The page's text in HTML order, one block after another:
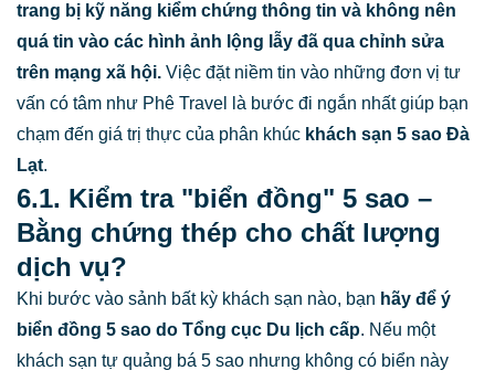
trang bị kỹ năng kiểm chứng thông tin và không nên
quá tin vào các hình ảnh lộng lẫy đã qua chỉnh sửa
trên mạng xã hội. Việc đặt niềm tin vào những đơn vị tư
vấn có tâm như Phê Travel là bước đi ngắn nhất giúp bạn
chạm đến giá trị thực của phân khúc khách sạn 5 sao Đà
Lạt.
6.1. Kiểm tra "biển đồng" 5 sao –
Bằng chứng thép cho chất lượng
dịch vụ?
Khi bước vào sảnh bất kỳ khách sạn nào, bạn hãy để ý
biển đồng 5 sao do Tổng cục Du lịch cấp. Nếu một
khách sạn tự quảng bá 5 sao nhưng không có biển này